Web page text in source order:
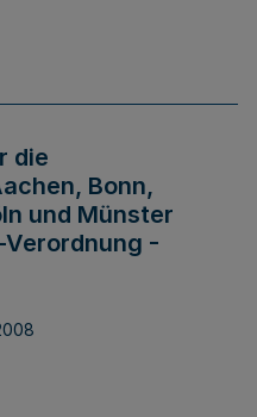
die
Bonn,
und Münster
-